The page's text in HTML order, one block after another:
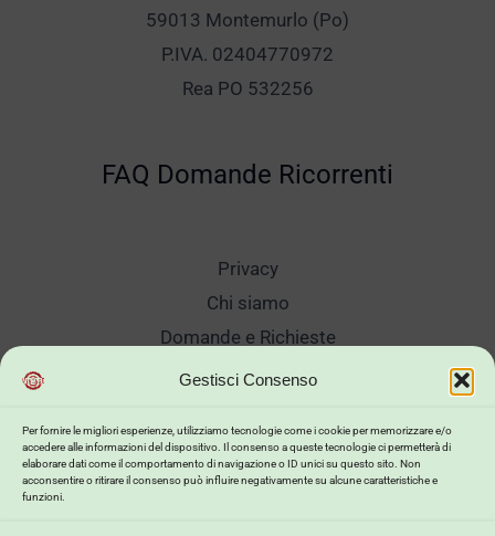
Gestisci Consenso
Per fornire le migliori esperienze, utilizziamo tecnologie come i cookie per memorizzare e/o
accedere alle informazioni del dispositivo. Il consenso a queste tecnologie ci permetterà di
elaborare dati come il comportamento di navigazione o ID unici su questo sito. Non
acconsentire o ritirare il consenso può influire negativamente su alcune caratteristiche e
funzioni.
59013 Montemurlo (Po)
P.IVA. 02404770972
Rea PO 532256
FAQ Domande Ricorrenti
Privacy
Chi siamo
Domande e Richieste
Showroom
Sanificazione e Lavaggi
Reso Cambio Merce